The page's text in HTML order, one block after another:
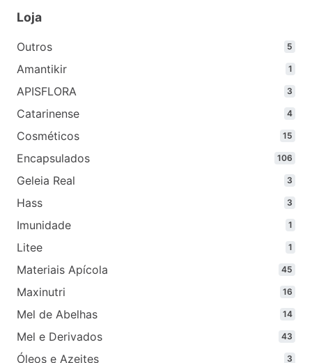
Loja
Outros 5
Amantikir 1
APISFLORA 3
Catarinense 44
Cosméticos 15
Encapsulados 106
Geleia Real 3
Hass 3
Imunidade 1
Litee 1
Materiais Apícola 45
Maxinutri 16
Mel de Abelhas 1414
Mel e Derivados 43
Óleos e Azeites 3